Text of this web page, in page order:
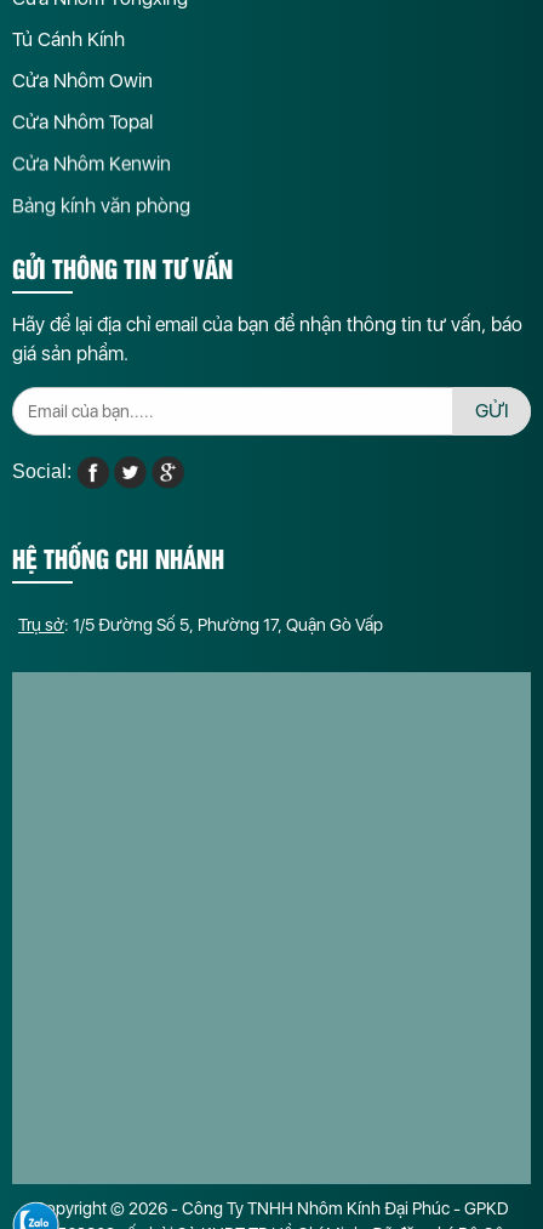
Tủ Cánh Kính
Cửa Nhôm Owin
Cửa Nhôm Topal
Cửa Nhôm Kenwin
Bảng kính văn phòng
GỬI THÔNG TIN TƯ VẤN
Hãy để lại địa chỉ email của bạn để nhận thông tin tư vấn, báo
giá sản phẩm.
GỬI
Social:
HỆ THỐNG CHI NHÁNH
Trụ sở: 1/5 Đường Số 5, Phường 17, Quận Gò Vấp
Copyright © 2026 - Công Ty TNHH Nhôm Kính Đại Phúc - GPKD